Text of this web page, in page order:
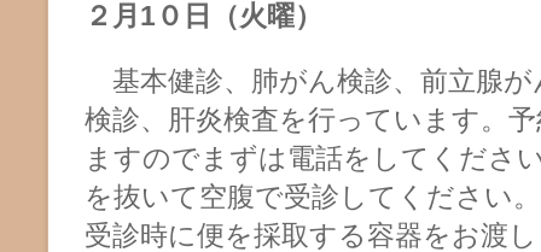
２月1０日（火曜）
基本健診、肺がん検診、前立腺が
検診、肝炎検査を行っています。
ますのでまずは電話をしてくださ
を抜いて空腹で受診してください
受診時に便を採取する容器をお渡